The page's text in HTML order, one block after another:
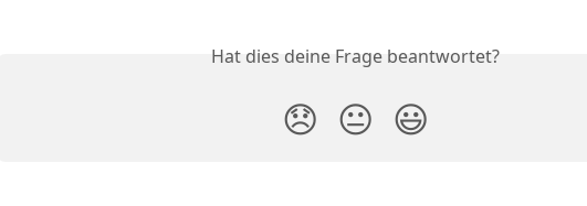
Hat dies deine Frage beantwortet?
😞 😐 😃